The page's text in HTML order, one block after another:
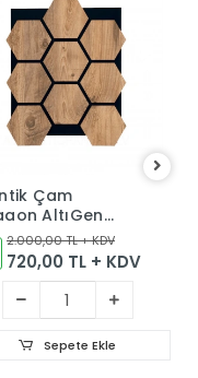
Çam
AltıGen
Duvar Paneli
2.000,00 TL + KDV
720,00 TL + KDV
Sepete Ekle